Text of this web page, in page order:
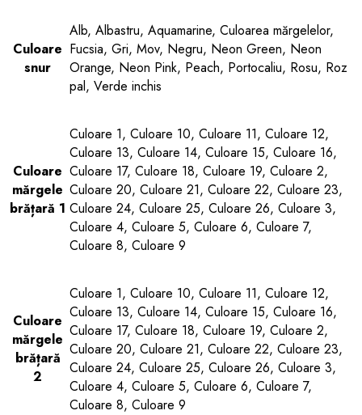
Culoare
snur
Alb, Albastru, Aquamarine, Culoarea mărgelelor,
Fucsia, Gri, Mov, Negru, Neon Green, Neon
Orange, Neon Pink, Peach, Portocaliu, Rosu, Roz
pal, Verde inchis
Culoare
mărgele
brățară 1
Culoare 1, Culoare 10, Culoare 11, Culoare 12,
Culoare 13, Culoare 14, Culoare 15, Culoare 16,
Culoare 17, Culoare 18, Culoare 19, Culoare 2,
Culoare 20, Culoare 21, Culoare 22, Culoare 23,
Culoare 24, Culoare 25, Culoare 26, Culoare 3,
Culoare 4, Culoare 5, Culoare 6, Culoare 7,
Culoare 8, Culoare 9
Culoare
mărgele
brățară
2
Culoare 1, Culoare 10, Culoare 11, Culoare 12,
Culoare 13, Culoare 14, Culoare 15, Culoare 16,
Culoare 17, Culoare 18, Culoare 19, Culoare 2,
Culoare 20, Culoare 21, Culoare 22, Culoare 23,
Culoare 24, Culoare 25, Culoare 26, Culoare 3,
Culoare 4, Culoare 5, Culoare 6, Culoare 7,
Culoare 8, Culoare 9